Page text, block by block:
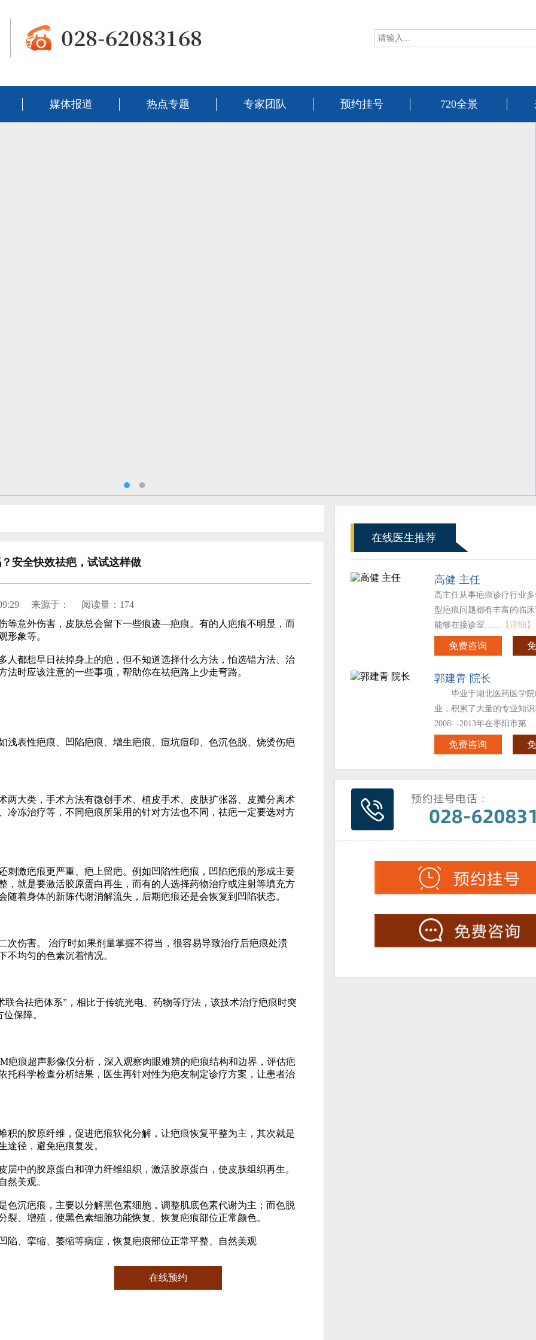
媒体报道 热点专题 专家团队 预约挂号 720全景
安全快效祛疤，试试这样做
来源于： 阅读量： 174
意外伤害，皮肤总会留下一些痕迹—疤痕。有的人疤痕不明显，而
形象等。
都想早日祛掉身上的疤，但不知道选择什么方法，怕选错方法、治
时应该注意的一些事项，帮助你在祛疤路上少走弯路。
表性疤痕、凹陷疤痕、增生疤痕、痘坑痘印、色沉色脱、烧烫伤疤
大类，手术方法有微创手术、植皮手术、皮肤扩张器、皮瓣分离术
冷冻治疗等，不同疤痕所采用的针对方法也不同，祛疤一定要选对方
激疤痕更严重、疤上留疤。例如凹陷性疤痕，凹陷疤痕的形成主要
，就是要激活胶原蛋白再生，而有的人选择药物治疗或注射等填充方
着身体的新陈代谢消解流失，后期疤痕还是会恢复到凹陷状态。
伤害。 治疗时如果剂量掌握不得当，很容易导致治疗后疤痕处溃
不均匀的色素沉着情况。
祛疤体系”，相比于传统光电、药物等疗法，该技术治疗疤痕时突
保障。
痕超声影像仪分析，深入观察肉眼难辨的疤痕结构和边界，评估疤
托科学检查分析结果，医生再针对性为疤友制定诊疗方案，让患者治
的胶原纤维，促进疤痕软化分解，让疤痕恢复平整为主，其次就是
途径，避免疤痕复发。
的胶原蛋白和弹力纤维组织，激活胶原蛋白，使皮肤组织再生。
然美观。
沉疤痕，主要以分解黑色素细胞，调整肌底色素代谢为主；而色脱
、增殖，使黑色素细胞功能恢复、恢复疤痕部位正常颜色。
、挛缩、萎缩等病症，恢复疤痕部位正常平整、自然美观
在线预约
在线医生推荐
高健 主任
高主任从事疤痕诊疗行业
型疤痕问题都有丰富的临
能够在接诊室…… 【详细】
免费咨询
郭建青 院长
毕业于湖北医药医学院
业，积累了大量的专业知
2008- -2013年在枣阳市第
免费咨询